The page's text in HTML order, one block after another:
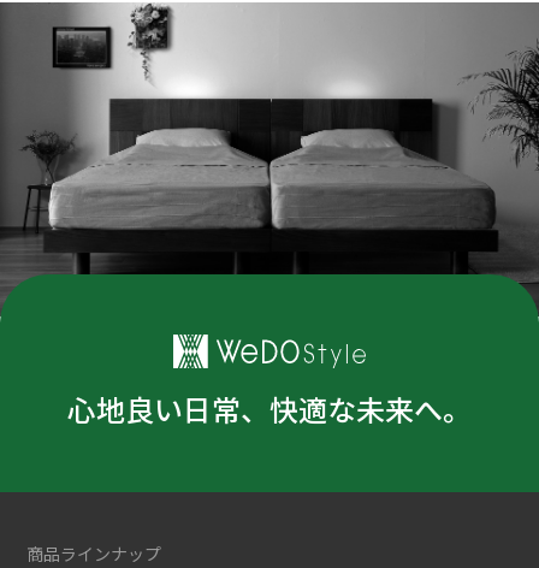
心地良い日常、快適な未来へ。
商品ラインナップ